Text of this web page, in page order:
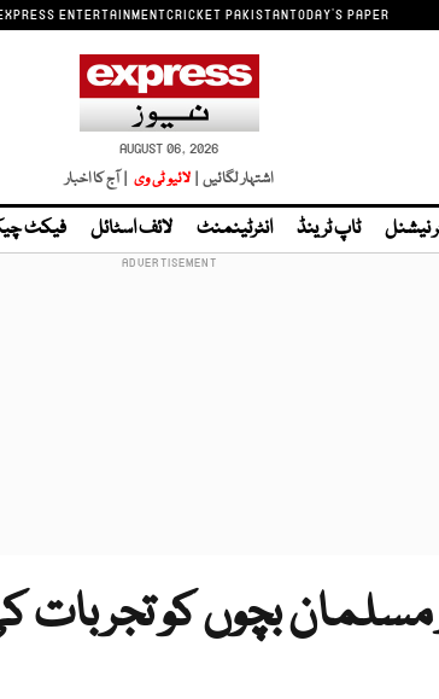
ENTERTAINMENTCRICKET PAKISTANTODAY'S PAPER
AUGUST 06, 2026
اشتہار لگائیں | لائیو ٹی وی | آج کا اخبار
نیشنل ٹاپ ٹرینڈ انٹرٹینمنٹ لائف اسٹائل فیکٹ
مسلمان بچوں کو تجربات